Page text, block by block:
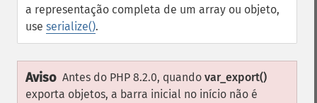
a representação completa de um array ou objeto,
use serialize().
Aviso Antes do PHP 8.2.0, quando var_export()
exporta objetos, a barra inicial no início não é